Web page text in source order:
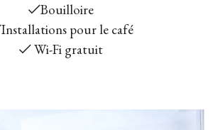
Bouilloire
Installations pour le café
Wi-Fi gratuit